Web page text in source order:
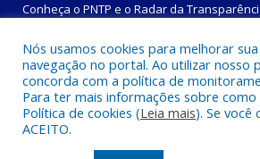
Conheça o PNTP e o Radar da
Todos os direitos reservados a
Magalhães Barata.
Nós usamos cookies para melhorar
navegação no portal. Ao utilizar nosso
concorda com a política de
Para ter mais informações sobre como
Política de cookies (Leia mais). Se você
ACEITO.